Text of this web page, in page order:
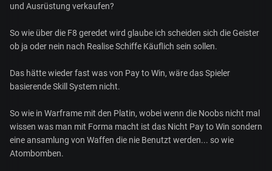
und Ausrüstung verkaufen?
So wie über die F8 geredet wird glaube ich scheiden sich die Geister
ob ja oder nein nach Realise Schiffe Käuflich sein sollen.
Das hätte wieder fast was von Pay to Win, wäre das Spieler
basierende Skill System nicht.
So wie in Warframe mit den Platin, wobei wenn die Noobs nicht mal
wissen was man mit Forma macht ist das Nicht Pay to Win sondern
eine ansamlung von Waffen die nie Benutzt werden... so wie
Atombomben.